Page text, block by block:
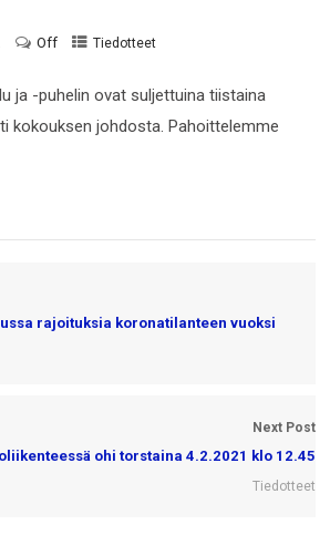
Off Tiedotteet
ja -puhelin ovat suljettuina tiistaina
kokouksen johdosta. Pahoittelemme
rajoituksia koronatilanteen vuoksi
Next Post
ohi torstaina 4.2.2021 klo 12.45
Tiedotteet